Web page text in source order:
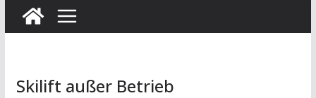
Skilift außer Betrieb